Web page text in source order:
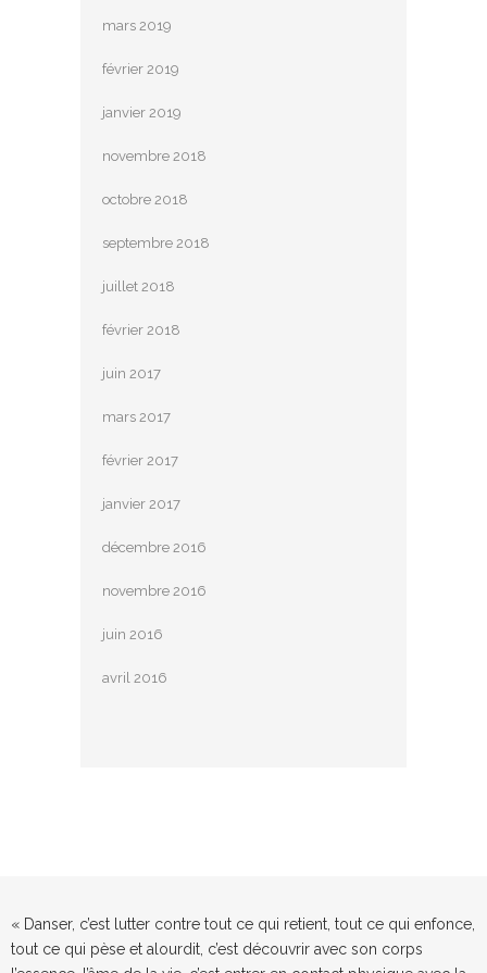
mars 2019
février 2019
janvier 2019
novembre 2018
octobre 2018
septembre 2018
juillet 2018
février 2018
juin 2017
mars 2017
février 2017
janvier 2017
décembre 2016
novembre 2016
juin 2016
avril 2016
« Danser, c’est lutter contre tout ce qui retient, tout ce qui enfonce,
tout ce qui pèse et alourdit, c’est découvrir avec son corps